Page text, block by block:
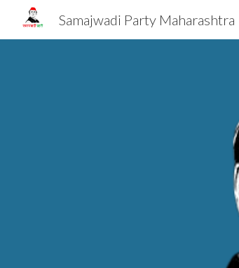
Samajwadi Party Maharashtra